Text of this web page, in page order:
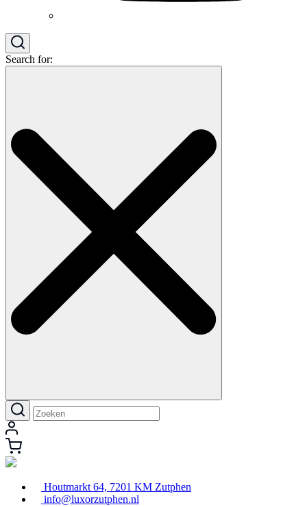
Search for:
Houtmarkt 64, 7201 KM Zutphen
info@luxorzutphen.nl